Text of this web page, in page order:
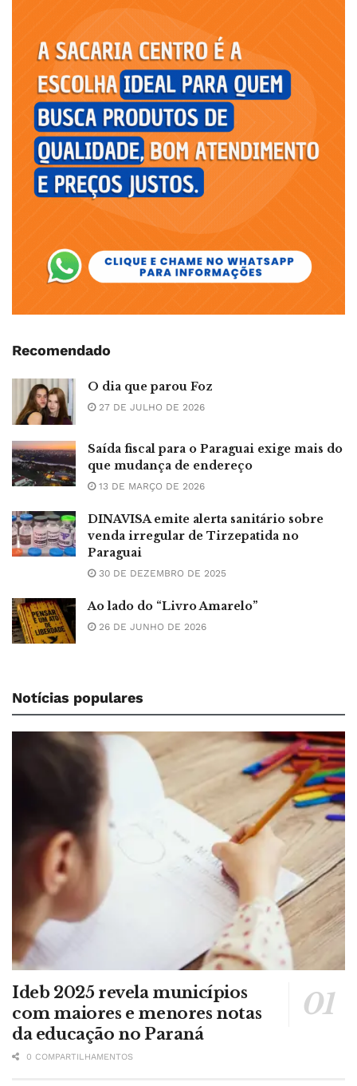
Recomendado
O dia que parou Foz
27 DE JULHO DE 2026
Saída fiscal para o Paraguai exige mais do
que mudança de endereço
13 DE MARÇO DE 2026
DINAVISA emite alerta sanitário sobre
venda irregular de Tirzepatida no
Paraguai
30 DE DEZEMBRO DE 2025
Ao lado do “Livro Amarelo”
26 DE JUNHO DE 2026
Notícias populares
Ideb 2025 revela municípios
com maiores e menores notas
da educação no Paraná
0 COMPARTILHAMENTOS